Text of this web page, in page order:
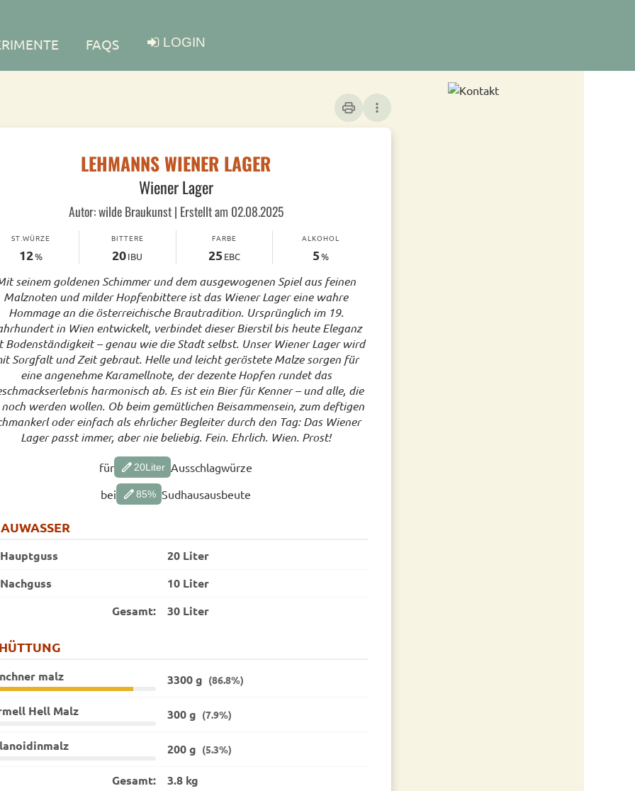
FAQS LOGIN
print more_vert
LEHMANNS WIENER LAGER
Wiener Lager
Autor: wilde Braukunst | Erstellt am 02.08.2025
ST.WÜRZE
12%
BITTERE
20IBU
FARBE
25 EBC
ALKOHOL
5%
seinem goldenen Schimmer und dem ausgewogenen Spiel aus feinen
Malznoten und milder Hopfenbittere ist das Wiener Lager eine wahre
Hommage an die österreichische Brautradition. Ursprünglich im 19.
in Wien entwickelt, verbindet dieser Bierstil bis heute Eleganz
Bodenständigkeit – genau wie die Stadt selbst. Unser Wiener Lager wird
Sorgfalt und Zeit gebraut. Helle und leicht geröstete Malze sorgen für
eine angenehme Karamellnote, der dezente Hopfen rundet das
harmonisch ab. Es ist ein Bier für Kenner – und alle, die
noch werden wollen. Ob beim gemütlichen Beisammensein, zum deftigen
oder einfach als ehrlicher Begleiter durch den Tag: Das Wiener
Lager passt immer, aber nie beliebig. Fein. Ehrlich. Wien. Prost!
für edit 20Liter Ausschlagwürze
bei edit85% Sudhausausbeute
Hauptguss
20 Liter
Nachguss
10 Liter
Gesamt:
30 Liter
malz 3300 g (86.8%)
Hell Malz 300 g (7.9%)
200 g (5.3%)
Gesamt: 3.8 kg